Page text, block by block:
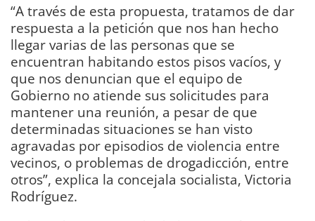
“A través de esta propuesta, tratamos de dar
respuesta a la petición que nos han hecho
llegar varias de las personas que se
encuentran habitando estos pisos vacíos, y
que nos denuncian que el equipo de
Gobierno no atiende sus solicitudes para
mantener una reunión, a pesar de que
determinadas situaciones se han visto
agravadas por episodios de violencia entre
vecinos, o problemas de drogadicción, entre
otros”, explica la concejala socialista, Victoria
Rodríguez.